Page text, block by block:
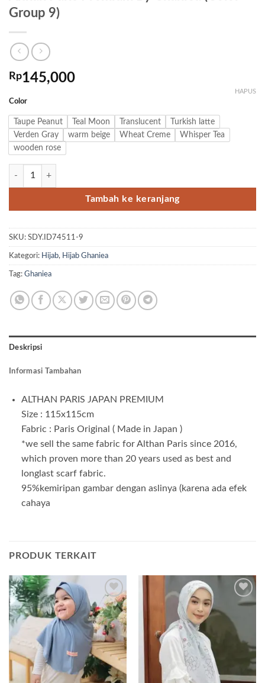
Group 9)
Rp145,000
Color
Taupe Peanut Teal Moon Translucent
Turkish latte
Verden Gray
warm beige Wheat Creme
Whisper Tea
wooden rose
HAPUS
Kuantitas Althan Paris Premium By Ghaniea (Color Group 9)
Tambah ke keranjang
SKU: SDY.ID74511-9
Kategori: Hijab, Hijab Ghaniea
Tag: Ghaniea
Deskripsi
Informasi Tambahan
ALTHAN PARIS JAPAN PREMIUM
Size : 115x115cm
Fabric : Paris Original ( Made in Japan )
*we sell the same fabric for Althan Paris since 2016,
which proven more than 20 years used as best and
longlast scarf fabric.
95%kemiripan gambar dengan aslinya (karena ada efek
cahaya
PRODUK TERKAIT
Add to
wishlist
Add to